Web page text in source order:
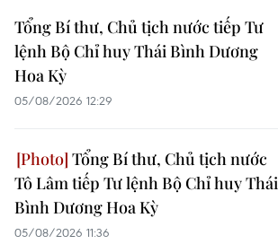
Tổng Bí thư, Chủ tịch nước tiếp Tư
lệnh Bộ Chỉ huy Thái Bình Dương
Hoa Kỳ
05/08/2026 12:29
Tổng Bí thư, Chủ tịch nước
Tô Lâm tiếp Tư lệnh Bộ Chỉ huy Thái
Bình Dương Hoa Kỳ
05/08/2026 11:36